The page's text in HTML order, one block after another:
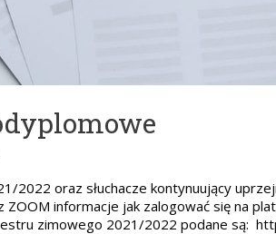
2022 oraz słuchacze kontynuujący
informacje jak zalogować się na
zimowego 2021/2022 podane są: